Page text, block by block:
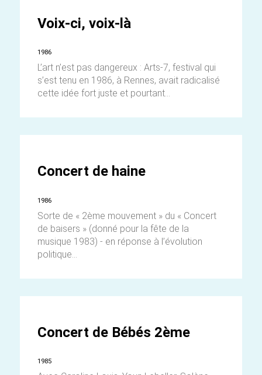
Voix-ci, voix-là
1986
L’art n’est pas dangereux : Arts-7, festival qui
s’est tenu en 1986, à Rennes, avait radicalisé
cette idée fort juste et pourtant...
Concert de haine
1986
Sorte de « 2ème mouvement » du « Concert
de baisers » (donné pour la fête de la
musique 1983) - en réponse à l’évolution
politique...
Concert de Bébés 2ème
1985